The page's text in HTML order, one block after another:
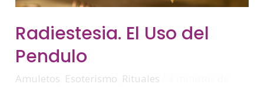
Radiestesia. El Uso del
Pendulo
Amuletos Esoterismo Rituales
Radiestesia.
El
Uso
Del
Pendulo